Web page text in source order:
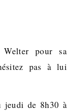
Welter pour sa
pas à lui
jeudi de 8h30 à